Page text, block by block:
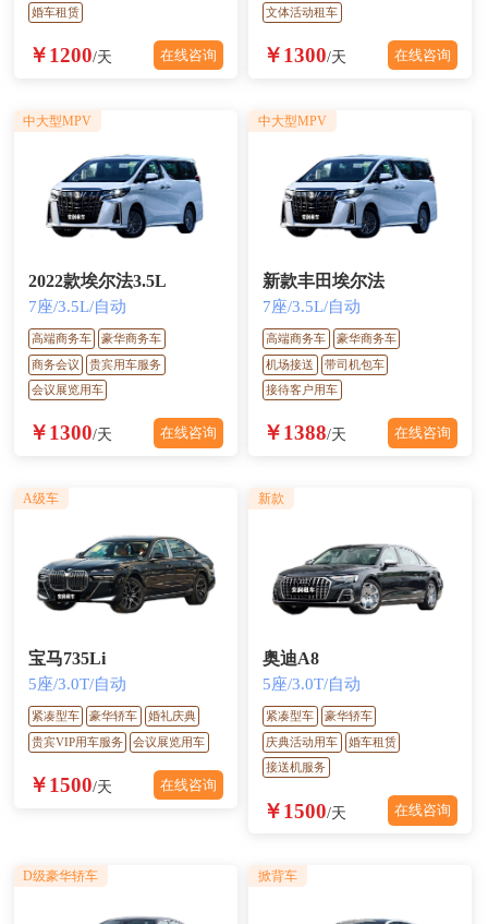
婚车租赁
￥1200/天 在线咨询
文体活动租车
￥1300/天 在线咨询
2022款埃尔法3.5L
7座/3.5L/自动
高端商务车
豪华商务车
商务会议
贵宾用车服务
会议展览用车
￥1300/天 在线咨询
中大型MPV
新款丰田埃尔法
7座/3.5L/自动
高端商务车
豪华商务车
机场接送
带司机包车
接待客户用车
￥1388/天 在线咨询
中大型MPV
宝马735Li
5座/3.0T/自动
紧凑型车 豪华轿车
婚礼庆典
贵宾VIP用车服务
会议展览用车
￥1500/天 在线咨询
A级车
奥迪A8
5座/3.0T/自动
紧凑型车
豪华轿车
庆典活动用车
婚车租赁
接送机服务
￥1500/天 在线咨询
新款
D级豪华轿车 掀背车